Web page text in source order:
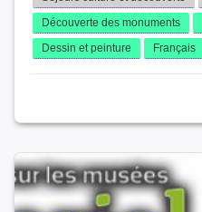
Découverte des monuments
Dessin et peinture
Français